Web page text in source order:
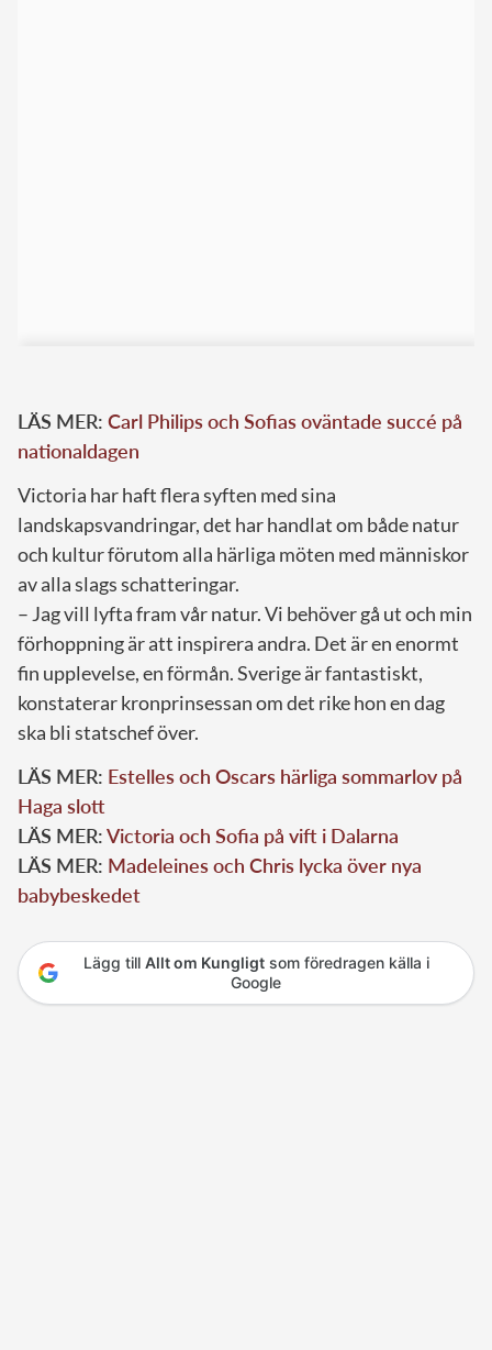
LÄS MER: Carl Philips och Sofias oväntade succé på
nationaldagen
Victoria har haft flera syften med sina
landskapsvandringar, det har handlat om både natur
och kultur förutom alla härliga möten med människor
av alla slags schatteringar.
– Jag vill lyfta fram vår natur. Vi behöver gå ut och min
förhoppning är att inspirera andra. Det är en enormt
fin upplevelse, en förmån. Sverige är fantastiskt,
konstaterar kronprinsessan om det rike hon en dag
ska bli statschef över.
LÄS MER: Estelles och Oscars härliga sommarlov på
Haga slott
LÄS MER:Victoria och Sofia på vift i Dalarna
LÄS MER: Madeleines och Chris lycka över nya
babybeskedet
Lägg till Allt om Kungligtsom föredragen källa i
Google